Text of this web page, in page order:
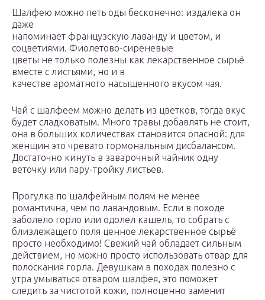
Шалфею можно петь оды бесконечно: издалека он
даже
напоминает французскую лаванду и цветом, и
соцветиями. Фиолетово-сиреневые
цветы не только полезны как лекарственное сырьё
вместе с листьями, но и в
качестве ароматного насыщенного вкусом чая.
Чай с шалфеем можно делать из цветков, тогда вкус
будет сладковатым. Много травы добавлять не стоит,
она в больших количествах становится опасной: для
женщин это чревато гормональным дисбалансом.
Достаточно кинуть в заварочный чайник одну
веточку или пару-тройку листьев.
Прогулка по шалфейным полям не менее
романтична, чем по лавандовым. Если в походе
заболело горло или одолел кашель, то собрать с
близлежащего поля ценное лекарственное сырьё
просто необходимо! Свежий чай обладает сильным
действием, но можно просто использовать отвар для
полоскания горла. Девушкам в походах полезно с
утра умываться отваром шалфея, это поможет
следить за чистотой кожи, полноценно заменит